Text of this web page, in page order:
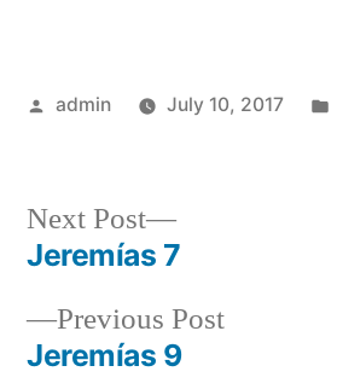
Posted
admin July 10, 2017
Post
navigation
Previous PostPrevious
Jeremías 9
Next Post
Next
post:
Jeremías 7